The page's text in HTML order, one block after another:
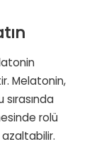
Melatonin,
rolü
azaltabilir.